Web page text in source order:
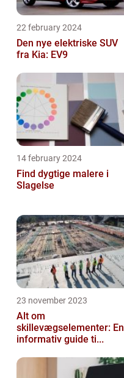
22 february 2024
Den nye elektriske SUV
fra Kia: EV9
14 february 2024
Find dygtige malere i
Slagelse
23 november 2023
Alt om
skillevægselementer: En
informativ guide ti...